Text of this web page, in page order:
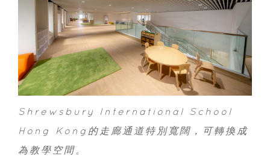
Shrewsbury International School
Hong Kong的走廊通道特別寬闊，可轉換成
為教學空間。